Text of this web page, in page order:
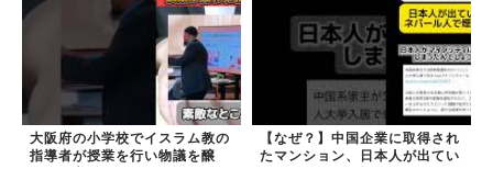
大阪府の小学校でイスラム教の
指導者が授業を行い物議を醸
【なぜ？】中国企業に取得され
たマンション、日本人が出てい